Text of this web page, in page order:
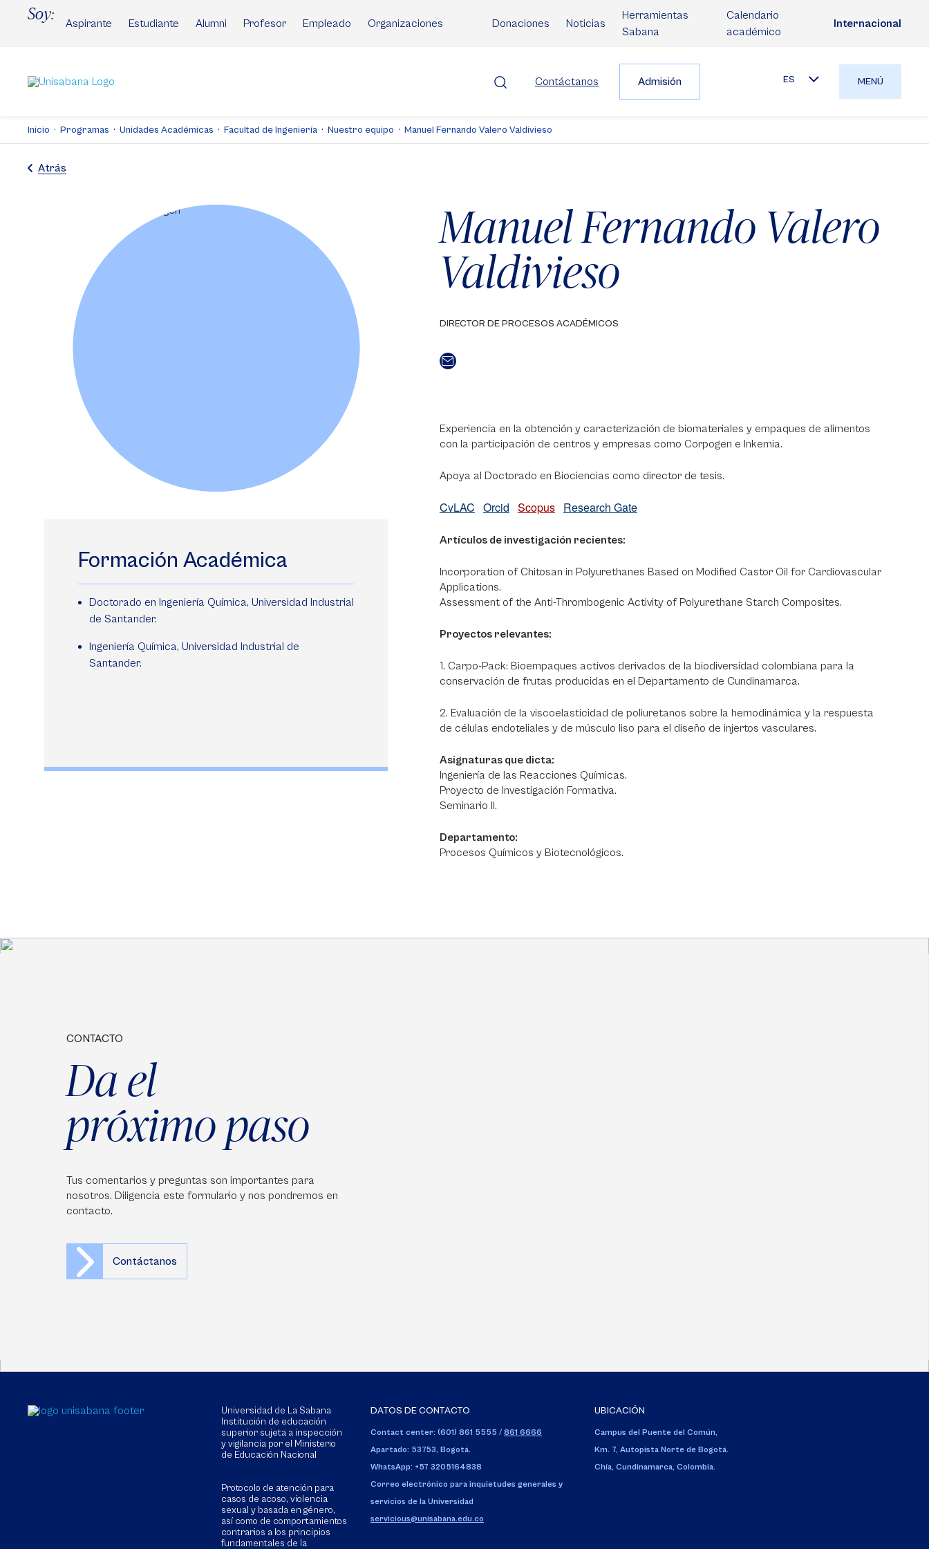
Soy:
Aspirante Estudiante Alumni Profesor Empleado Organizaciones Donaciones Noticias
Herramientas
Sabana
Calendario
académico
Internacional
Contáctanos Admisión ES MENÚ
Inicio Programas Unidades Académicas Facultad de Ingeniería Nuestro equipo Manuel Fernando Valero Valdivieso
Atrás
Manuel Fernando Valero
Valdivieso
DIRECTOR DE PROCESOS ACADÉMICOS
Formación Académica
Doctorado en Ingeniería Química, Universidad Industrial
de Santander.
Ingeniería Química, Universidad Industrial de
Santander.
Experiencia en la obtención y caracterización de biomateriales y empaques de alimentos
con la participación de centros y empresas como Corpogen e Inkemia.
Apoya al Doctorado en Biociencias como director de tesis.
CvLAC Orcid Scopus Research Gate
Artículos de investigación recientes:
Incorporation of Chitosan in Polyurethanes Based on Modified Castor Oil for Cardiovascular
Applications.
Assessment of the Anti-Thrombogenic Activity of Polyurethane Starch Composites.
Proyectos relevantes:
1. Carpo-Pack: Bioempaques activos derivados de la biodiversidad colombiana para la
conservación de frutas producidas en el Departamento de Cundinamarca.
2. Evaluación de la viscoelasticidad de poliuretanos sobre la hemodinámica y la respuesta
de células endoteliales y de músculo liso para el diseño de injertos vasculares.
Asignaturas que dicta:
Ingeniería de las Reacciones Químicas.
Proyecto de Investigación Formativa.
Seminario II.
Departamento:
Procesos Químicos y Biotecnológicos.
CONTACTO
Da el
próximo paso
Tus comentarios y preguntas son importantes para
nosotros. Diligencia este formulario y nos pondremos en
contacto.
Contáctanos
Universidad de La Sabana
Institución de educación
superior sujeta a inspección
y vigilancia por el Ministerio
de Educación Nacional
Protocolo de atención para
casos de acoso, violencia
sexual y basada en género,
así como de comportamientos
contrarios a los principios
fundamentales de la
DATOS DE CONTACTO
Contact center: (601) 861 5555 / 861 6666
Apartado: 53753, Bogotá.
WhatsApp: +57 3205164838
Correo electrónico para inquietudes generales y
servicios de la Universidad
servicious@unisabana.edu.co
UBICACIÓN
Campus del Puente del Común,
Km. 7, Autopista Norte de Bogotá.
Chía, Cundinamarca, Colombia.